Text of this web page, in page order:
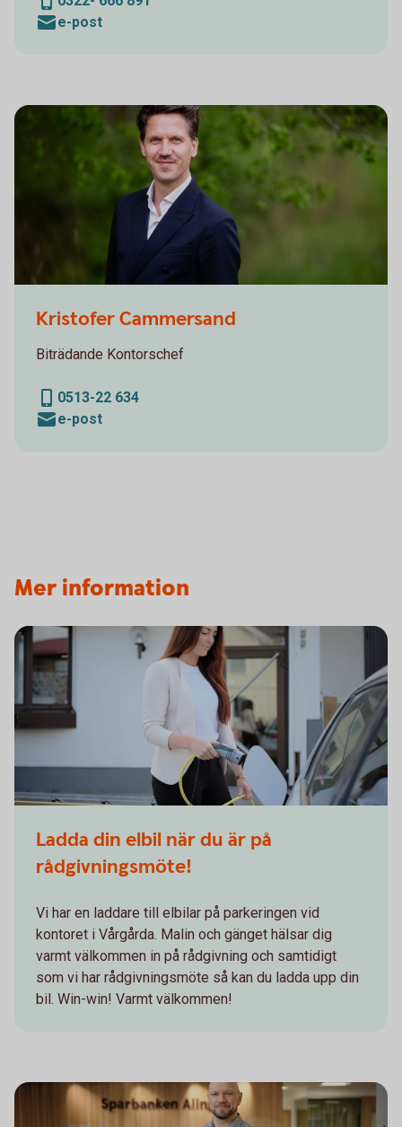
e-post
Kristofer Cammersand
Biträdande Kontorschef
0513-22 634
e-post
Mer information
Ladda din elbil när du är på
rådgivningsmöte!
Vi har en laddare till elbilar på parkeringen vid
kontoret i Vårgårda. Malin och gänget hälsar dig
varmt välkommen in på rådgivning och samtidigt
som vi har rådgivningsmöte så kan du ladda upp din
bil. Win-win! Varmt välkommen!